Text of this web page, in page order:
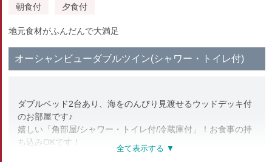
朝食付
夕食付
地元食材がふんだんで大満足
オーシャンビューダブルツイン(シャワー・トイレ付)
ダブルベッド2台あり、海をのんびり見渡せるウッドデッキ付
のお部屋です♪
嬉しい「角部屋/シャワー・トイレ付/冷蔵庫付」！お食事の持
ち込みOKです！
お部屋についているシャワーはお肌を美しくしてくれるRefa